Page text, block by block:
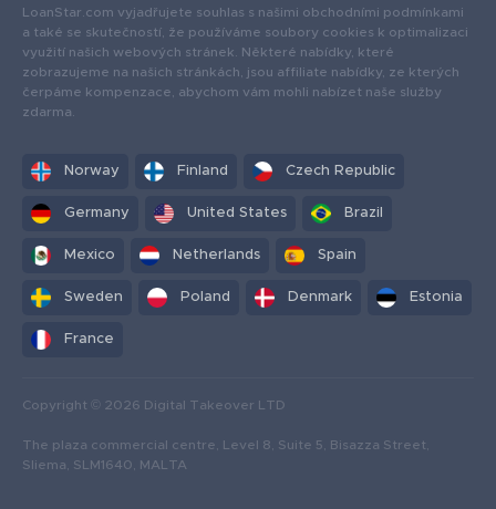
LoanStar.com vyjadřujete souhlas s našimi obchodními podmínkami
a také se skutečností, že používáme soubory cookies k optimalizaci
využití našich webových stránek. Některé nabídky, které
zobrazujeme na našich stránkách, jsou affiliate nabídky, ze kterých
čerpáme kompenzace, abychom vám mohli nabízet naše služby
zdarma.
Norway Finland Czech Republic
Germany United States Brazil
Mexico Netherlands Spain
Sweden Poland Denmark Estonia
France
Copyright © 2026 Digital Takeover LTD
The plaza commercial centre, Level 8, Suite 5, Bisazza Street,
Sliema, SLM1640, MALTA